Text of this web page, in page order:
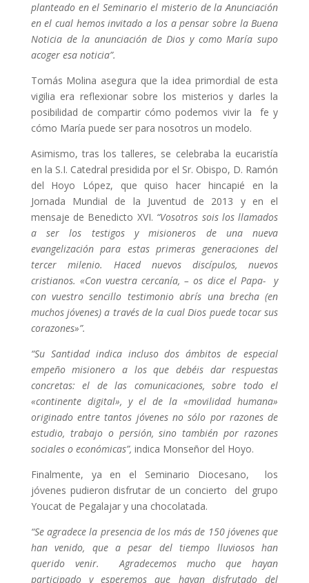
planteado en el Seminario el misterio de la Anunciación
en el cual hemos invitado a los a pensar sobre la Buena
Noticia de la anunciación de Dios y como María supo
acoger esa noticia”.
Tomás Molina asegura que la idea primordial de esta
vigilia era reflexionar sobre los misterios y darles la
posibilidad de compartir cómo podemos vivir la fe y
cómo María puede ser para nosotros un modelo.
Asimismo, tras los talleres, se celebraba la eucaristía
en la S.I. Catedral presidida por el Sr. Obispo, D. Ramón
del Hoyo López, que quiso hacer hincapié en la
Jornada Mundial de la Juventud de 2013 y en el
mensaje de Benedicto XVI. “Vosotros sois los llamados
a ser los testigos y misioneros de una nueva
evangelización para estas primeras generaciones del
tercer milenio. Haced nuevos discípulos, nuevos
cristianos. «Con vuestra cercanía, – os dice el Papa- y
con vuestro sencillo testimonio abrís una brecha (en
muchos jóvenes) a través de la cual Dios puede tocar sus
corazones»”.
“Su Santidad indica incluso dos ámbitos de especial
empeño misionero a los que debéis dar respuestas
concretas: el de las comunicaciones, sobre todo el
«continente digital», y el de la «movilidad humana»
originado entre tantos jóvenes no sólo por razones de
estudio, trabajo o persión, sino también por razones
sociales o económicas”, indica Monseñor del Hoyo.
Finalmente, ya en el Seminario Diocesano, los
jóvenes pudieron disfrutar de un concierto del grupo
Youcat de Pegalajar y una chocolatada.
“Se agradece la presencia de los más de 150 jóvenes que
han venido, que a pesar del tiempo lluviosos han
querido venir. Agradecemos mucho que hayan
participado y esperemos que hayan disfrutado del